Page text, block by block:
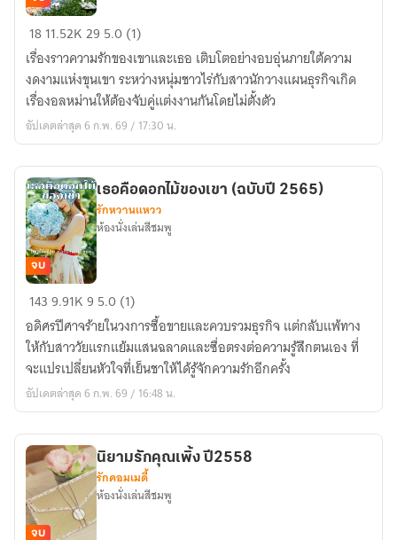
ฝาก
รัก
ผ่าน
ขุนเขา
(ฉบับ
แรก
2557)
1811.52K29 5.0 (1)
เรื่องราวความรักของเขาและเธอ เติบโตอย่างอบอุ่นภายใต้ความ
งดงามแห่งขุนเขา ระหว่างหนุ่มชาวไร่กับสาวนักวางแผนธุรกิจเกิด
เรื่องอลหม่านให้ต้องจับคู่แต่งงานกันโดยไม่ตั้งตัว
อัปเดตล่าสุด 6 ก.พ. 69 / 17:30 น.
เธอ
คือ
ดอกไม้
ของ
เขา
(ฉบับ
2565)
จบ
เธอคือดอกไม้ของเขา (ฉบับปี 2565)
รักหวานแหวว
ห้องนั่งเล่นสีชมพู
1439.91K9 5.0 (1)
อดิศรปีศาจร้ายในวงการซื้อขายและควบรวมธุรกิจ แต่กลับแพ้ทาง
ให้กับสาววัยแรกแย้มแสนฉลาดและซื่อตรงต่อความรู้สึกตนเอง ที่
จะแปรเปลี่ยนหัวใจที่เย็นชาให้ได้รู้จักความรักอีกครั้ง
อัปเดตล่าสุด 6 ก.พ. 69 / 16:48 น.
จบ
นิยามรักคุณเพิ้ง ปี2558
รักคอมเมดี้
ห้องนั่งเล่นสีชมพู